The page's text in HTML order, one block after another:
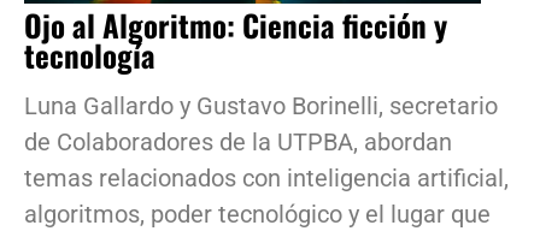
Ojo al Algoritmo: Ciencia ficción y
tecnología
Luna Gallardo y Gustavo Borinelli, secretario
de Colaboradores de la UTPBA, abordan
temas relacionados con inteligencia artificial,
algoritmos, poder tecnológico y el lugar que